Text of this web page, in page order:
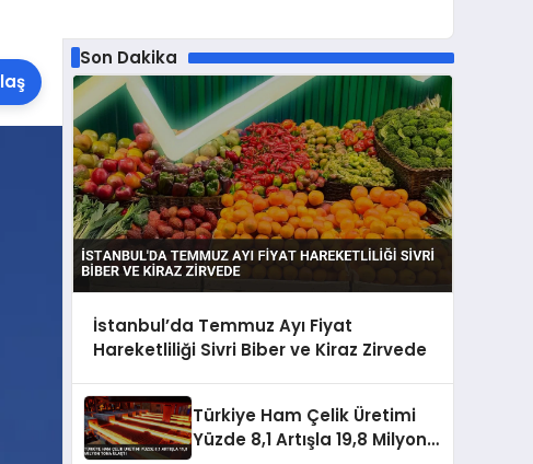
Son Dakika
İstanbul’da Temmuz Ayı Fiyat
Hareketliliği Sivri Biber ve Kiraz Zirvede
Türkiye Ham Çelik Üretimi
Yüzde 8,1 Artışla 19,8 Milyon